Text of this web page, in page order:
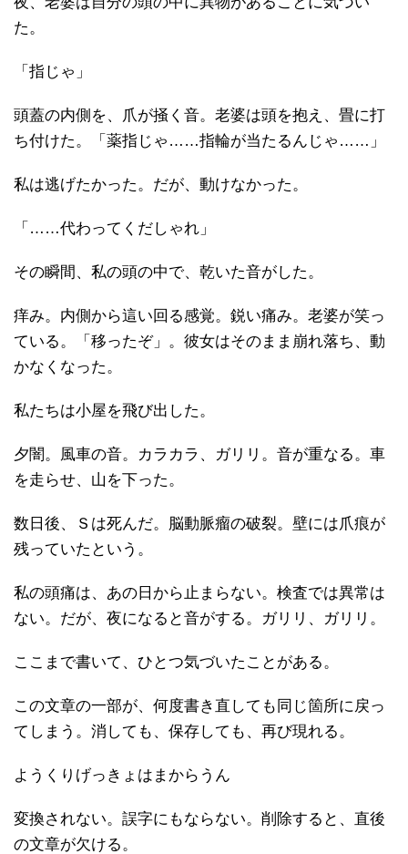
た。
「指じゃ」
頭蓋の内側を、爪が掻く音。老婆は頭を抱え、畳に打
ち付けた。「薬指じゃ……指輪が当たるんじゃ……」
私は逃げたかった。だが、動けなかった。
「……代わってくだしゃれ」
その瞬間、私の頭の中で、乾いた音がした。
痒み。内側から這い回る感覚。鋭い痛み。老婆が笑っ
ている。「移ったぞ」。彼女はそのまま崩れ落ち、動
かなくなった。
私たちは小屋を飛び出した。
夕闇。風車の音。カラカラ、ガリリ。音が重なる。車
を走らせ、山を下った。
数日後、Ｓは死んだ。脳動脈瘤の破裂。壁には爪痕が
残っていたという。
私の頭痛は、あの日から止まらない。検査では異常は
ない。だが、夜になると音がする。ガリリ、ガリリ。
ここまで書いて、ひとつ気づいたことがある。
この文章の一部が、何度書き直しても同じ箇所に戻っ
てしまう。消しても、保存しても、再び現れる。
ようくりげっきょはまからうん
変換されない。誤字にもならない。削除すると、直後
の文章が欠ける。